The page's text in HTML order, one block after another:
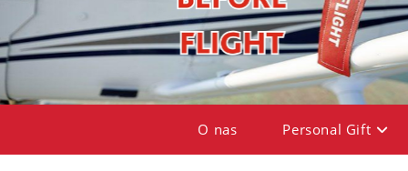
O nas Personal Gift